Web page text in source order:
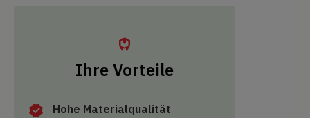
Ihre Vorteile
Hohe Materialqualität